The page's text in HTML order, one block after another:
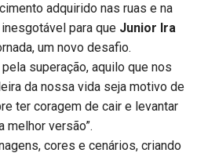
adquirido nas ruas e na
para que Junior Ira
um novo desafio.
superação, aquilo que nos
da nossa vida seja motivo de
ter coragem de cair e levantar
melhor versão”.
cores e cenários, criando